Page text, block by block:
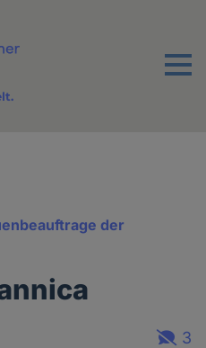
Menu
der
3